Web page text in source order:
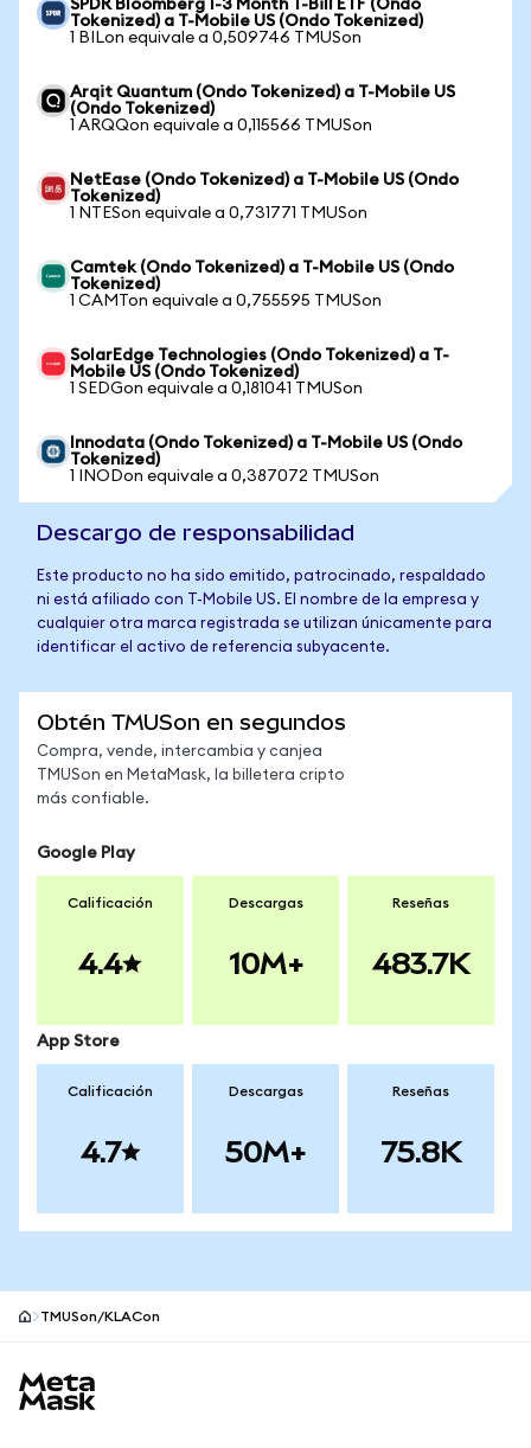
SPDR Bloomberg 1-3 Month T-Bill ETF (Ondo
Tokenized) a T-Mobile US (Ondo Tokenized)
1 BILon equivale a 0,509746 TMUSon
Arqit Quantum (Ondo Tokenized) a T-Mobile US
(Ondo Tokenized)
1 ARQQon equivale a 0,115566 TMUSon
NetEase (Ondo Tokenized) a T-Mobile US (Ondo
Tokenized)
1 NTESon equivale a 0,731771 TMUSon
Camtek (Ondo Tokenized) a T-Mobile US (Ondo
Tokenized)
1 CAMTon equivale a 0,755595 TMUSon
SolarEdge Technologies (Ondo Tokenized) a T-
Mobile US (Ondo Tokenized)
1 SEDGon equivale a 0,181041 TMUSon
Innodata (Ondo Tokenized) a T-Mobile US (Ondo
Tokenized)
1 INODon equivale a 0,387072 TMUSon
Descargo de responsabilidad
Este producto no ha sido emitido, patrocinado, respaldado
ni está afiliado con T-Mobile US. El nombre de la empresa y
cualquier otra marca registrada se utilizan únicamente para
identificar el activo de referencia subyacente.
Obtén TMUSon en segundos
Compra, vende, intercambia y canjea
TMUSon en MetaMask, la billetera cripto
más confiable.
Google Play
Calificación
4.4
Descargas
10M+
Reseñas
483.7K
App Store
Calificación
4.7
Descargas
50M+
Reseñas
75.8K
TMUSon/KLACon